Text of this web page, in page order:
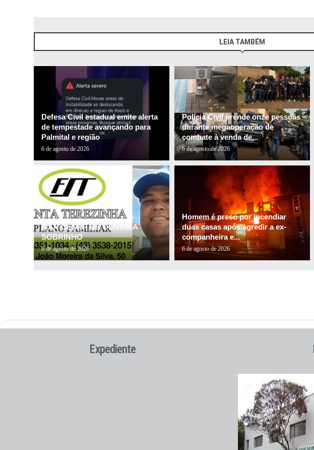
LEIA TAMBÉM
Defesa Civil estadual emite alerta
de tempestade avançando para
Palmital e região
6 de agosto de 2026
Polícia Civil prende onze pessoas
durante megaoperação de
combate à venda de...
6 de agosto de 2026
IVAN CESAR DE OLIVEIRA
SOBRINHO
6 de agosto de 2026
Homem é preso por incendiar
duas casas após agredir a ex-
companheira e...
6 de agosto de 2026
Expediente